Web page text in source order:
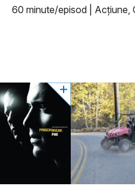
60 minute/episod
Acţiune,